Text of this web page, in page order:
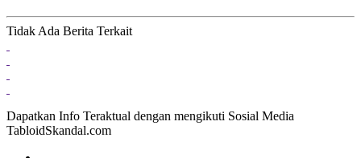
Tidak Ada Berita Terkait
Dapatkan Info Teraktual dengan mengikuti Sosial Media
TabloidSkandal.com